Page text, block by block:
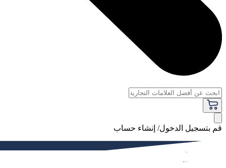
قم بتسجيل الدخول/ إنشاء حساب
فاخر
النساء
الرجال